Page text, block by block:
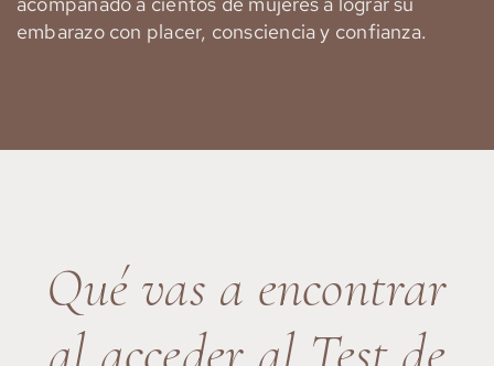
embarazo con placer, consciencia y confianza.
Qué vas a encontrar